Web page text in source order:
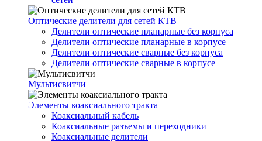
Оптические делители для сетей КТВ
Делители оптические планарные без корпуса
Делители оптические планарные в корпусе
Делители оптические сварные без корпуса
Делители оптические сварные в корпусе
Мультисвитчи
Элементы коаксиального тракта
Коаксиальный кабель
Коаксиальные разъемы и переходники
Коаксиальные делители